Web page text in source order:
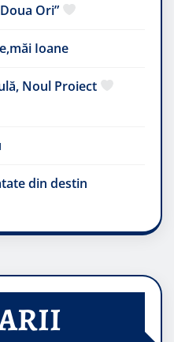
Ori”
Ioane
Noul Proiect
din destin